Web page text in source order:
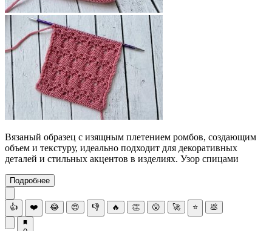
Вязаный образец с изящным плетением ромбов, создающим
объем и текстуру, идеально подходит для декоративных
деталей и стильных акцентов в изделиях. Узор спицами
Подробнее
👍 ❤️ 😂 😍 👎 🔥 👏 😮 🚀 ⭐ 💩